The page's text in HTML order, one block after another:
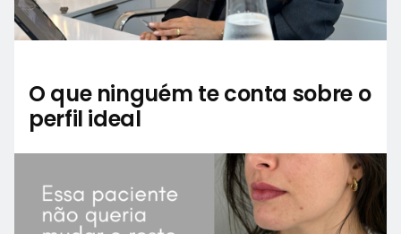
O que ninguém te conta sobre o
perfil ideal